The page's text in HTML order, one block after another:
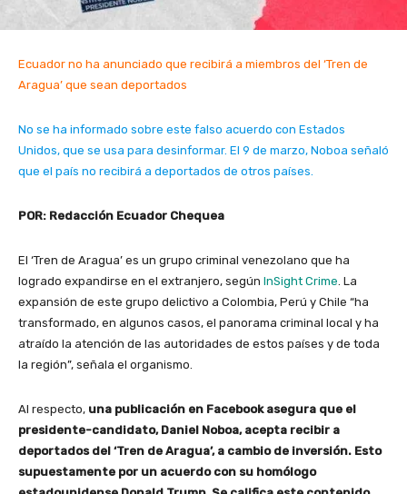
Ecuador no ha anunciado que recibirá a miembros del ‘Tren de
Aragua’ que sean deportados
No se ha informado sobre este falso acuerdo con Estados
Unidos, que se usa para desinformar. El 9 de marzo, Noboa señaló
que el país no recibirá a deportados de otros países.
POR: Redacción Ecuador Chequea
El ‘Tren de Aragua’ es un grupo criminal venezolano que ha
logrado expandirse en el extranjero, según InSight Crime . La
expansión de este grupo delictivo a Colombia, Perú y Chile “ha
transformado, en algunos casos, el panorama criminal local y ha
atraído la atención de las autoridades de estos países y de toda
la región”, señala el organismo.
Al respecto, una publicación en Facebook asegura que el
presidente-candidato, Daniel Noboa, acepta recibir a
deportados del ‘Tren de Aragua’, a cambio de inversión. Esto
supuestamente por un acuerdo con su homólogo